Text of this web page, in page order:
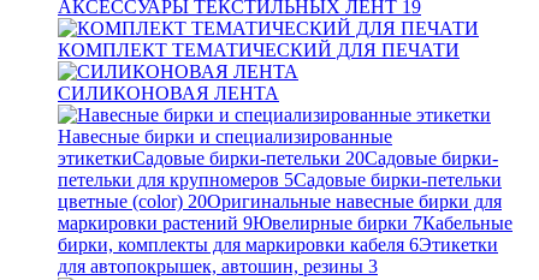
АКСЕССУАРЫ ТЕКСТИЛЬНЫХ ЛЕНТ 19
КОМПЛЕКТ ТЕМАТИЧЕСКИЙ ДЛЯ ПЕЧАТИ
СИЛИКОНОВАЯ ЛЕНТА
Навесные бирки и специализированные
этикеткиСадовые бирки-петельки 20Садовые бирки-
петельки для крупномеров 5Садовые бирки-петельки
цветные (color) 20Оригинальные навесные бирки для
маркировки растений 9Ювелирные бирки 7Кабельные
бирки, комплекты для маркировки кабеля 6Этикетки
для автопокрышек, автошин, резины 3